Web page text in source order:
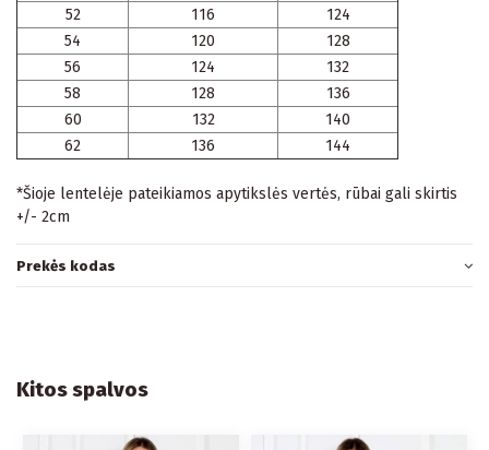
52
116
124
54
120
128
56
124
132
58
128
136
60
132
140
62
136 144
*Šioje lentelėje pateikiamos apytikslės vertės, rūbai gali skirtis
+/- 2cm
Prekės kodas
Kitos spalvos